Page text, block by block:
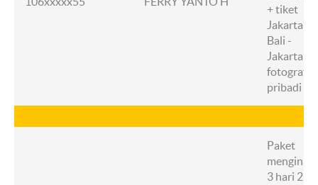
+ tiket
Jakarta -
Bali -
Jakarta +
fotografer
pribadi
Paket
menginap
3 hari 2